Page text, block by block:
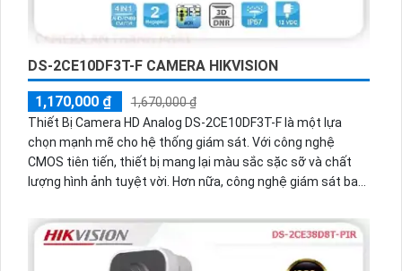
DS-2CE10DF3T-F CAMERA HIKVISION
1,170,000 ₫
1,670,000 ₫
Thiết Bị Camera HD Analog DS-2CE10DF3T-F là một lựa
chọn mạnh mẽ cho hệ thống giám sát. Với công nghệ
CMOS tiên tiến, thiết bị mang lại màu sắc sặc sỡ và chất
lượng hình ảnh tuyệt vời. Hơn nữa, công nghệ giám sát ban
sáng và chuyên dụng để theo dõi ban đêm. Với giá rẻ và tiết
kiệm, thiết bị được tích hợp trên nhiều kỹ thuật AHD, CVI,
TVI, BCS, mang đến sự ổn định và linh hoạt cho hệ thống.